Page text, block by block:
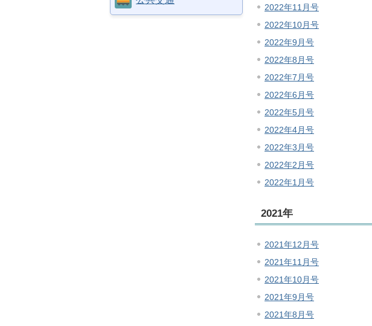
2022年11月号
2022年10月号
2022年9月号
2022年8月号
2022年7月号
2022年6月号
2022年5月号
2022年4月号
2022年3月号
2022年2月号
2022年1月号
2021年
2021年12月号
2021年11月号
2021年10月号
2021年9月号
2021年8月号